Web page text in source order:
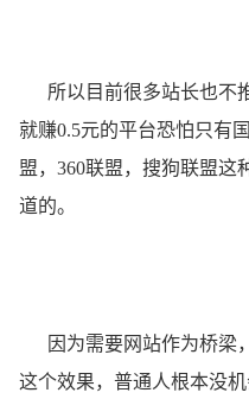
所以目前很多站长也不
就赚0.5元的平台恐怕只有
盟，360联盟，搜狗联盟这
道的。
因为需要网站作为桥梁
这个效果，普通人根本没机